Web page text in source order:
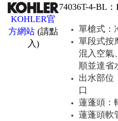
KOHLER官
方網站 (請點
入)
74036T-4-BL
單槍式：
單段式按
混入空氣
順並達省
出水部位
口
蓮蓬頭：
蓮蓬頭軟